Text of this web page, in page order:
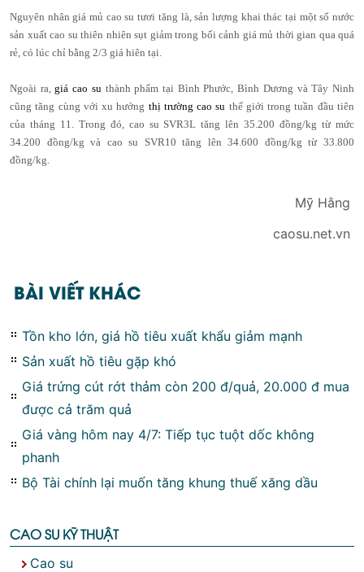
Nguyên nhân giá mủ cao su tươi tăng là, sản lượng khai thác tại một số nước
sản xuất cao su thiên nhiên sụt giảm trong bối cảnh giá mủ thời gian qua quá
rẻ, có lúc chỉ bằng 2/3 giá hiên tại.
Ngoài ra,giá cao suthành phẩm tại Bình Phước, Bình Dương và Tây Ninh
cũng tăng cùng với xu hướng thị trường cao su thế giới trong tuần đầu tiên
của tháng 11. Trong đó, cao su SVR3L tăng lên 35.200 đồng/kg từ mức
34.200 đồng/kg và cao su SVR10 tăng lên 34.600 đồng/kg từ 33.800
đồng/kg.
Mỹ Hằng
caosu.net.vn
BÀI VIẾT KHÁC
Tồn kho lớn, giá hồ tiêu xuất khẩu giảm mạnh
Sản xuất hồ tiêu gặp khó
Giá trứng cút rớt thảm còn 200 đ/quả, 20.000 đ mua
được cả trăm quả
Giá vàng hôm nay 4/7: Tiếp tục tuột dốc không
phanh
Bộ Tài chính lại muốn tăng khung thuế xăng dầu
CAO SU KỸ THUẬT
Cao su